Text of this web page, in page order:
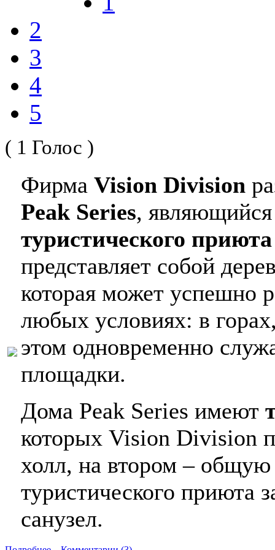
2
3
4
5
( 1 Голос )
Фирма Vision Division
Peak Series,
туристического приюта
представляет собой
которая может успешно
любых условиях: в
этом одновременно
площадки.
Дома Peak Series имеют
которых Vision Division
холл, на втором – общую
туристического приюта
санузел.